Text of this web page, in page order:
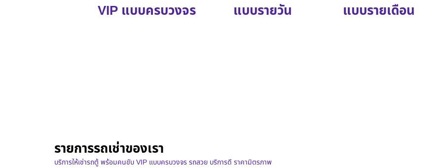
VIP แบบครบวงจร แบบรายวัน แบบรายเดือน
รายการรถเช่าของเรา
บริการให้เช่ารถตู้ พร้อมคนขับ VIP แบบครบวงจร รถสวย บริการดี ราคามิตรภาพ